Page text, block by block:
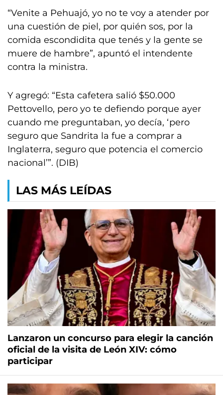
“Venite a Pehuajó, yo no te voy a atender por
una cuestión de piel, por quién sos, por la
comida escondidita que tenés y la gente se
muere de hambre”, apuntó el intendente
contra la ministra.
Y agregó: “Esta cafetera salió $50.000
Pettovello, pero yo te defiendo porque ayer
cuando me preguntaban, yo decía, ‘pero
seguro que Sandrita la fue a comprar a
Inglaterra, seguro que potencia el comercio
nacional’”. (DIB)
LAS MÁS LEÍDAS
Lanzaron un concurso para elegir la canción
oficial de la visita de León XIV: cómo
participar